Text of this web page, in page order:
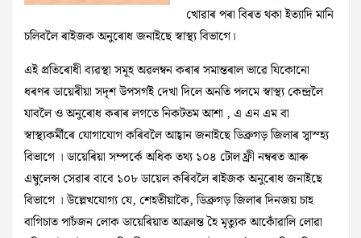
খোৱাৰ পৰা বিৰত থকা ইত্যাদি মানি
চলিবলৈ ৰাইজক অনুৰোধ জনাইছে স্বাস্থ্য বিভাগে।
এই প্ৰতিৰোধী ব্যৱস্থা সমূহ অৱলম্বন কৰাৰ সমান্তৰাল ভাৱে যিকোনো
ধৰণৰ ডায়েৰীয়া সদৃশ উপসৰ্গই‌ দেখা দিলে‌ অনতি পলমে স্বাস্থ্য কেন্দ্ৰলৈ
যাবলৈ ও‌ অনুৰোধ কৰাৰ লগতে নিকটতম আশা , এ এন এম বা
স্বাস্থ্যকৰ্মীৰে যোগাযোগ কৰিবলৈ আহ্বান জনাইছে ডিব্ৰুগড় জিলাৰ স‌্বাস্হ্য
বিভাগে । ডায়েৰিয়া সম্পৰ্কে অধিক তথ্য ১০৪ টোল ফ‌্ৰী নম্বৰত আৰু
এম্বুলেন্স সেৱাৰ বাবে ১০৮ ডায়েল কৰিবলৈ ৰাইজক অনুৰোধ জনাইছে
বিভাগে । উল্লেখযোগ্য যে, শেহতীয়াকৈ, ডিব্ৰুগড় জিলাৰ দিনজয় চাহ
বাগিচাত পাচঁজন লোক ডায়েৰিয়াত আক্ৰান্ত হৈ মৃত্যুক আকোঁৱালি লোৱা